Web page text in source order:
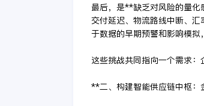
最后，是**缺乏对风险的量
交付延迟、物流路线中断、
于数据的早期预警和影响模拟
这些挑战共同指向一个需求
**二、构建智能供应链中枢